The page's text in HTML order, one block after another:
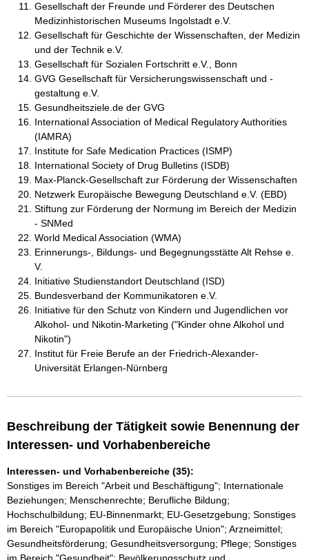
Gesellschaft der Freunde und Förderer des Deutschen
Medizinhistorischen Museums Ingolstadt e.V.
Gesellschaft für Geschichte der Wissenschaften, der Medizin
und der Technik e.V.
Gesellschaft für Sozialen Fortschritt e.V., Bonn
GVG Gesellschaft für Versicherungswissenschaft und -
gestaltung e.V.
Gesundheitsziele.de der GVG
International Association of Medical Regulatory Authorities
(IAMRA)
Institute for Safe Medication Practices (ISMP)
International Society of Drug Bulletins (ISDB)
Max-Planck-Gesellschaft zur Förderung der Wissenschaften
Netzwerk Europäische Bewegung Deutschland e.V. (EBD)
Stiftung zur Förderung der Normung im Bereich der Medizin
- SNMed
World Medical Association (WMA)
Erinnerungs-, Bildungs- und Begegnungsstätte Alt Rehse e.
V.
Initiative Studienstandort Deutschland (ISD)
Bundesverband der Kommunikatoren e.V.
Initiative für den Schutz von Kindern und Jugendlichen vor
Alkohol- und Nikotin-Marketing ("Kinder ohne Alkohol und
Nikotin")
Institut für Freie Berufe an der Friedrich-Alexander-
Universität Erlangen-Nürnberg
Beschreibung der Tätigkeit sowie Benennung der
Interessen- und Vorhabenbereiche
Interessen- und Vorhabenbereiche (35):
Sonstiges im Bereich "Arbeit und Beschäftigung"; Internationale
Beziehungen; Menschenrechte; Berufliche Bildung;
Hochschulbildung; EU-Binnenmarkt; EU-Gesetzgebung; Sonstiges
im Bereich "Europapolitik und Europäische Union"; Arzneimittel;
Gesundheitsförderung; Gesundheitsversorgung; Pflege; Sonstiges